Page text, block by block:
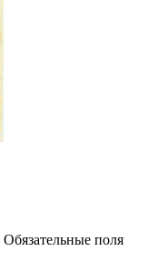
Обязательные поля